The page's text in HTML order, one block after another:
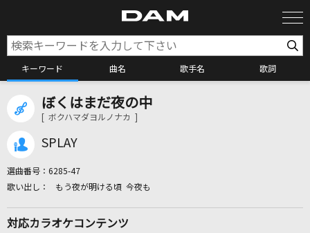
キーワード 曲名 歌手名 歌詞
カラオケ検索
ぼくはまだ夜の中
[ ボクハマダヨルノナカ ]
SPLAY
選曲番号： 6285-47
もう夜が明ける頃 今夜も
対応カラオケコンテンツ